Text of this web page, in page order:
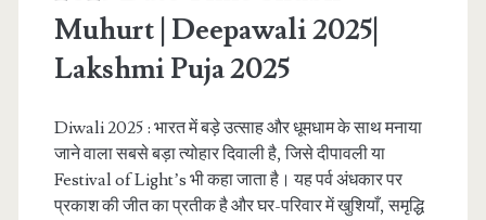
Muhurt | Deepawali 2025|
Lakshmi Puja 2025
Diwali 2025 : भारत में बड़े उत्साह और धूमधाम के साथ मनाया
जाने वाला सबसे बड़ा त्योहार दिवाली है, जिसे दीपावली या
Festival of Light’s भी कहा जाता है। यह पर्व अंधकार पर
प्रकाश की जीत का प्रतीक है और घर-परिवार में खुशियाँ, समृद्धि